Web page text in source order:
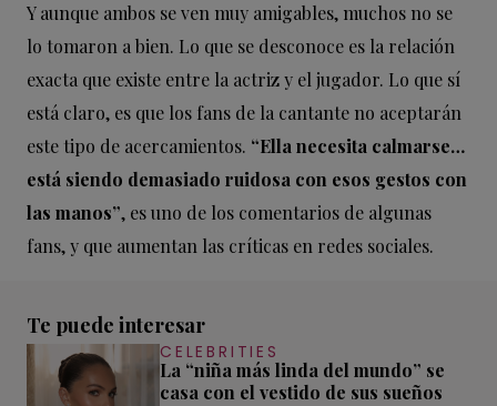
Y aunque ambos se ven muy amigables, muchos no se
lo tomaron a bien. Lo que se desconoce es la relación
exacta que existe entre la actriz y el jugador. Lo que sí
está claro, es que los fans de la cantante no aceptarán
este tipo de acercamientos. “Ella necesita calmarse…
está siendo demasiado ruidosa con esos gestos con
las manos”, es uno de los comentarios de algunas
fans, y que aumentan las críticas en redes sociales.
Te puede interesar
CELEBRITIES
La “niña más linda del mundo” se
casa con el vestido de sus sueños